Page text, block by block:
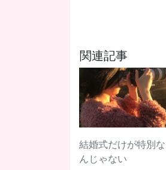
関連記事
結婚式だけが特別な
んじゃない